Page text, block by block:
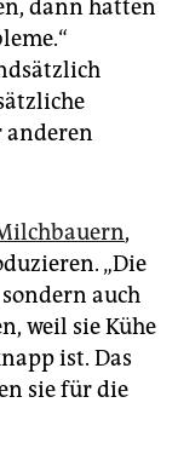
dann hatten
anderen
,
„Die
auch
weil sie Kühe
ist. Das
sie für die